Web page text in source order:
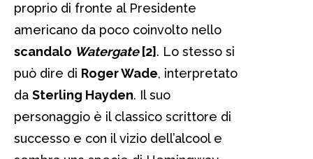
proprio di fronte al Presidente
americano da poco coinvolto nello
scandalo Watergate[2] . Lo stesso si
può dire di Roger Wade, interpretato
da Sterling Hayden. Il suo
personaggio è il classico scrittore di
successo e con il vizio dell’alcool e